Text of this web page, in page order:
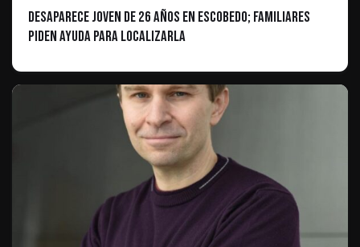
Desaparece Joven de 26 Años en Escobedo; Familiares
Piden Ayuda para Localizarla